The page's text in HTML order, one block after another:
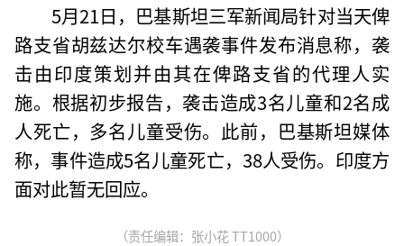
5月21日，巴基斯坦三军新闻局针对当天俾
路支省胡兹达尔校车遇袭事件发布消息称，袭
击由印度策划并由其在俾路支省的代理人实
施。根据初步报告，袭击造成3名儿童和2名成
人死亡，多名儿童受伤。此前，巴基斯坦媒体
称，事件造成5名儿童死亡，38人受伤。印度方
面对此暂无回应。
（责任编辑：张小花 TT1000）